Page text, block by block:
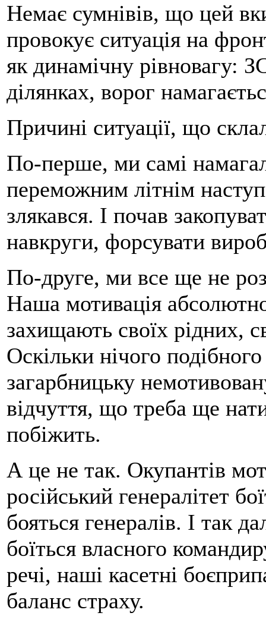
Немає сумнівів, що цей
провокує ситуація на
як динамічну рівновагу:
ділянках, ворог
Причині ситуації, що
По-перше, ми самі
переможним літнім
злякався. І почав
навкруги, форсувати
По-друге, ми все ще не
Наша мотивація абсолютно
захищають своїх рідних,
Оскільки нічого
загарбницьку
відчуття, що треба ще
побіжить.
А це не так. Окупантів
російський генералітет
бояться генералів. І так
боїться власного
речі, наші касетні
баланс страху.